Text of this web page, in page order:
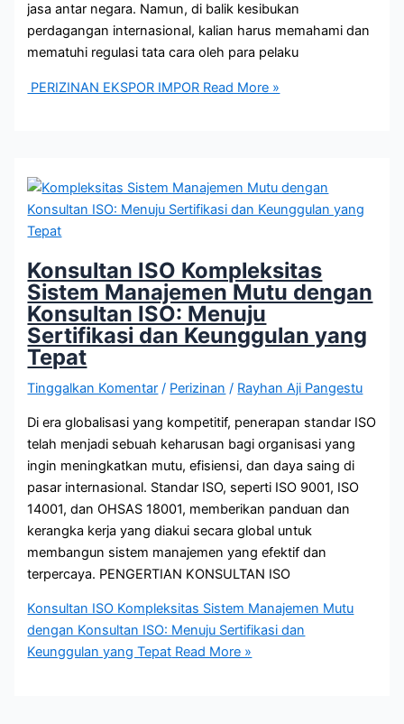
jasa antar negara. Namun, di balik kesibukan
perdagangan internasional, kalian harus memahami dan
mematuhi regulasi tata cara oleh para pelaku
PERIZINAN EKSPOR IMPOR Read More »
Konsultan ISO Kompleksitas
Sistem Manajemen Mutu dengan
Konsultan ISO: Menuju
Sertifikasi dan Keunggulan yang
Tepat
Tinggalkan Komentar / Perizinan / Rayhan Aji Pangestu
Di era globalisasi yang kompetitif, penerapan standar ISO
telah menjadi sebuah keharusan bagi organisasi yang
ingin meningkatkan mutu, efisiensi, dan daya saing di
pasar internasional. Standar ISO, seperti ISO 9001, ISO
14001, dan OHSAS 18001, memberikan panduan dan
kerangka kerja yang diakui secara global untuk
membangun sistem manajemen yang efektif dan
terpercaya. PENGERTIAN KONSULTAN ISO
Konsultan ISO Kompleksitas Sistem Manajemen Mutu
dengan Konsultan ISO: Menuju Sertifikasi dan
Keunggulan yang Tepat Read More »